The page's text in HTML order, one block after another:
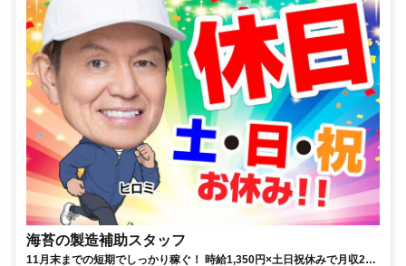
海苔の製造補助スタッフ
11月末までの短期でしっかり稼ぐ！ 時給1,350円×土日祝休みで月収22